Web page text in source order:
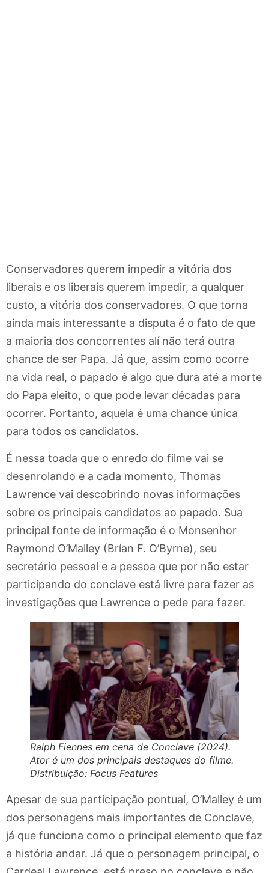
Conservadores querem impedir a vitória dos
liberais e os liberais querem impedir, a qualquer
custo, a vitória dos conservadores. O que torna
ainda mais interessante a disputa é o fato de que
a maioria dos concorrentes alí não terá outra
chance de ser Papa. Já que, assim como ocorre
na vida real, o papado é algo que dura até a morte
do Papa eleito, o que pode levar décadas para
ocorrer. Portanto, aquela é uma chance única
para todos os candidatos.
É nessa toada que o enredo do filme vai se
desenrolando e a cada momento, Thomas
Lawrence vai descobrindo novas informações
sobre os principais candidatos ao papado. Sua
principal fonte de informação é o Monsenhor
Raymond O’Malley (Brían F. O’Byrne), seu
secretário pessoal e a pessoa que por não estar
participando do conclave está livre para fazer as
investigações que Lawrence o pede para fazer.
Ralph Fiennes em cena de Conclave (2024).
Ator é um dos principais destaques do filme.
Distribuição: Focus Features
Apesar de sua participação pontual, O’Malley é um
dos personagens mais importantes de Conclave,
já que funciona como o principal elemento que faz
a história andar. Já que o personagem principal, o